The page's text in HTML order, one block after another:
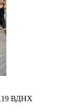
ВДНХ